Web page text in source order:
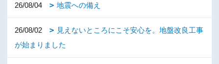
26/08/04 地震への備え
26/08/02
見えないところにこそ安心を。地盤改良工事
が始まりました